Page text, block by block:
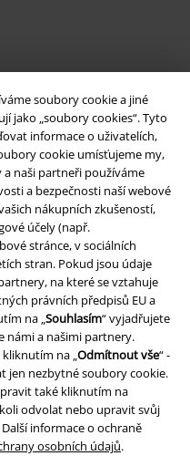
soubory cookie a jiné
jako „soubory cookies“. Tyto
informace o uživatelích,
cookie umísťujeme my,
naši partneři používáme
a bezpečnosti naší webové
nákupních zkušeností,
účely (např.
stránce, v sociálních
stran. Pokud jsou údaje
na které se vztahuje
právních předpisů EU a
na „Souhlasím“ vyjadřujete
námi a našimi partnery.
na „Odmítnout vše“ -
jen nezbytné soubory cookie.
také kliknutím na
odvolat nebo upravit svůj
Další informace o ochraně
osobních údajů.